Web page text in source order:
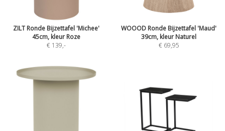
ZILT Ronde Bijzettafel 'Michee'
45cm, kleur Roze
€ 139,-
WOOOD Ronde Bijzettafel 'Maud'
39cm, kleur Naturel
€ 69,95